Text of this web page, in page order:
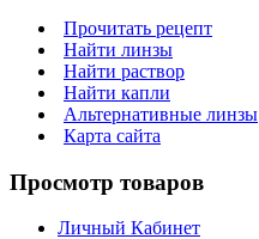
Прочитать рецепт
Найти линзы
Найти раствор
Найти капли
Альтернативные линзы
Карта сайта
Просмотр товаров
Личный Кабинет